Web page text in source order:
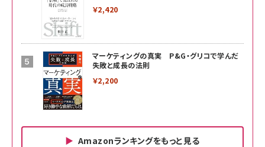
￥2,420
マーケティングの真実 P&G・グリコで学んだ
失敗と成長の法則
￥2,200
Amazonランキングをもっと見る